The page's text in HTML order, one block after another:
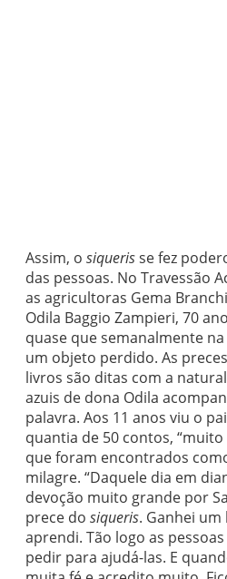
Assim, o siquerisse fez
das pessoas. No Travessão
as agricultoras Gema
Odila Baggio Zampieri, 70
quase que semanalmente
um objeto perdido. As
livros são ditas com a
azuis de dona Odila
palavra. Aos 11 anos viu o
quantia de 50 contos,
que foram encontrados
milagre. “Daquele dia em
devoção muito grande por
prece do siqueris. Ganhei
aprendi. Tão logo as
pedir para ajudá-las. E